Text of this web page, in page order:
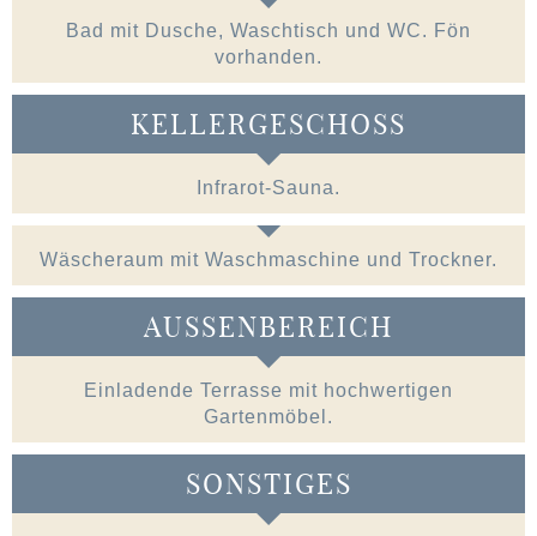
Bad mit Dusche, Waschtisch und WC. Fön
vorhanden.
KELLERGESCHOSS
Infrarot-Sauna.
Wäscheraum mit Waschmaschine und Trockner.
AUSSENBEREICH
Einladende Terrasse mit hochwertigen
Gartenmöbel.
SONSTIGES